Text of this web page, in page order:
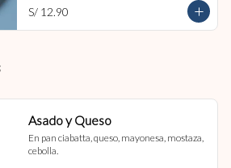
S/ 12.90
Asado y Queso
En pan ciabatta, queso, mayonesa, mostaza,
cebolla.